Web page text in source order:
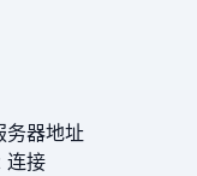
务器地址
连接